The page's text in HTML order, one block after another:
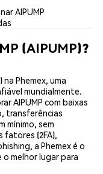
AIPUMP
(AIPUMP)?
na Phemex, uma
mundialmente.
AIPUMP com baixas
transferências
mínimo, sem
fatores (2FA),
a Phemex é o
o melhor lugar para